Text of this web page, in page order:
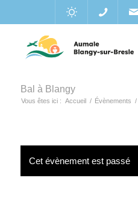
Bal à Blangy
Vous êtes ici : Accueil / Évènements /
Cet évènement est passé